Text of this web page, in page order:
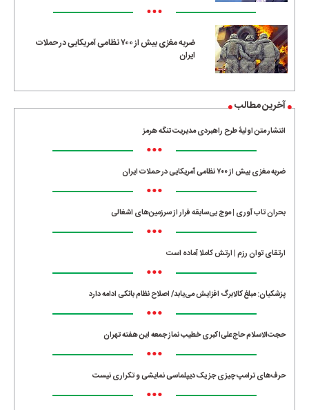
•••
ضربه مغزی بیش از ۷۰۰ نظامی آمریکایی در حملات
ایران
آخرین مطالب
انتشار متن اولیۀ طرح راهبردی مدیریت تنگه هرمز
•••
ضربه مغزی بیش از ۷۰۰ نظامی آمریکایی در حملات ایران
•••
بحران تاب آوری | موج بی‌سابقه فرار از سرزمین‌های اشغالی
•••
ارتقای توان رزم | ارتش کاملا آماده است
•••
پزشکیان: مبلغ کالابرگ افزایش می‌یابد/ اصلاح نظام بانکی ادامه دارد
•••
حجت‌الاسلام حاج‌علی‌اکبری خطیب نماز جمعه این هفته تهران
•••
حرف‌های ترامپ چیزی جز یک دیپلماسی نمایشی و تکراری نیست
•••